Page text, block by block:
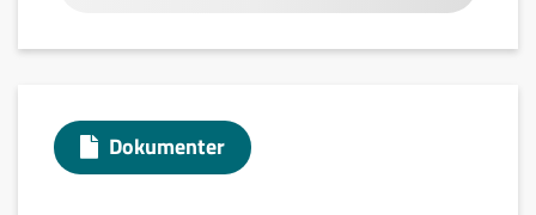
Dokumenter